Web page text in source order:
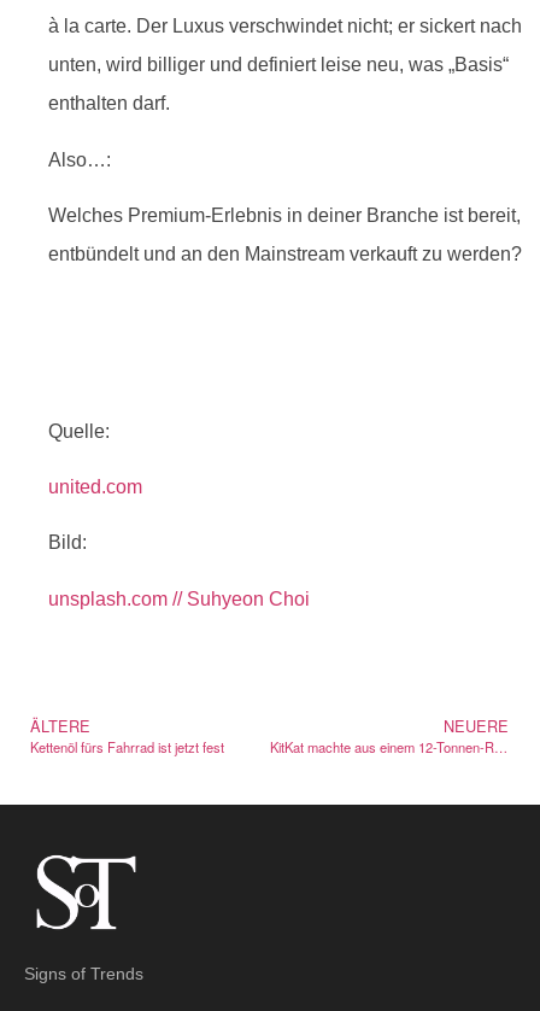
à la carte. Der Luxus verschwindet nicht; er sickert nach
unten, wird billiger und definiert leise neu, was „Basis“
enthalten darf.
Also…:
Welches Premium-Erlebnis in deiner Branche ist bereit,
entbündelt und an den Mainstream verkauft zu werden?
Quelle:
united.com
Bild:
unsplash.com // Suhyeon Choi
ÄLTERE
Kettenöl fürs Fahrrad ist jetzt fest
NEUERE
KitKat machte aus einem 12-Tonnen-Raub ein Spiel
Signs of Trends